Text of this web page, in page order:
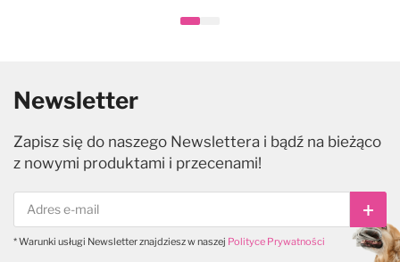
Newsletter
Zapisz się do naszego Newslettera i bądź na bieżąco
z nowymi produktami i przecenami!
* Warunki usługi Newsletter znajdziesz w naszej Polityce Prywatności